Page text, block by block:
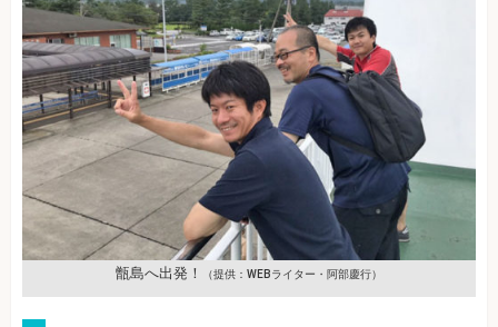
甑島へ出発！ （提供：WEBライター・阿部慶行）